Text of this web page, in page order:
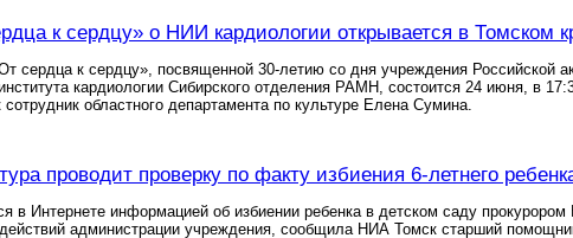
к сердцу» о НИИ кардиологии открывается в Томском
сердца к сердцу», посвященной 30-летию со дня учреждения Российской
кардиологии Сибирского отделения РАМН, состоится 24 июня, в
областного департамента по культуре Елена Сумина.
проводит проверку по факту избиения 6-летнего
в Интернете информацией об избиении ребенка в детском саду прокурором
действий администрации учреждения, сообщила НИА Томск старший